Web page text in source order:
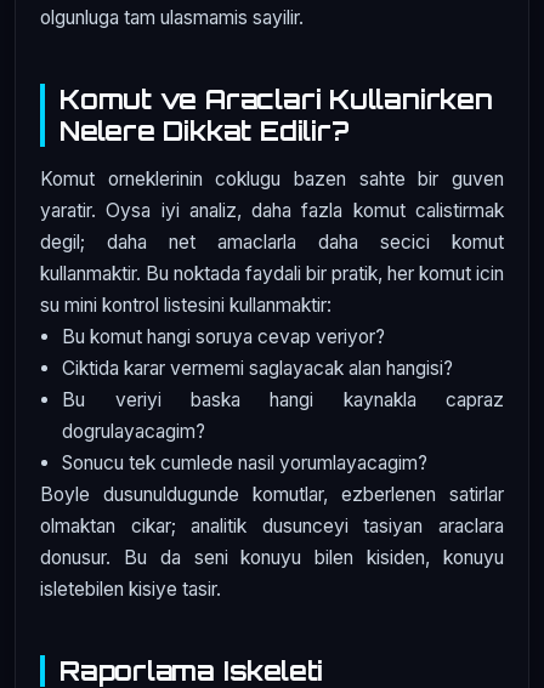
olgunluga tam ulasmamis sayilir.
Komut ve Araclari Kullanirken
Nelere Dikkat Edilir?
Komut orneklerinin coklugu bazen sahte bir guven
yaratir. Oysa iyi analiz, daha fazla komut calistirmak
degil; daha net amaclarla daha secici komut
kullanmaktir. Bu noktada faydali bir pratik, her komut icin
su mini kontrol listesini kullanmaktir:
Bu komut hangi soruya cevap veriyor?
Ciktida karar vermemi saglayacak alan hangisi?
Bu veriyi baska hangi kaynakla capraz
dogrulayacagim?
Sonucu tek cumlede nasil yorumlayacagim?
Boyle dusunuldugunde komutlar, ezberlenen satirlar
olmaktan cikar; analitik dusunceyi tasiyan araclara
donusur. Bu da seni konuyu bilen kisiden, konuyu
isletebilen kisiye tasir.
Raporlama Iskeleti